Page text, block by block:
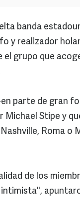
banda
y realizador
grupo que
parte de gran
Michael Stipe y
Roma o
de los